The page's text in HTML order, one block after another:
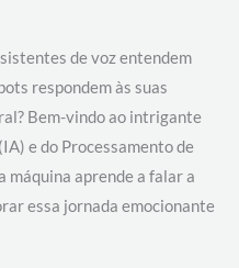
de voz entendem
respondem às suas
Bem-vindo ao intrigante
e do Processamento de
máquina aprende a falar a
essa jornada emocionante